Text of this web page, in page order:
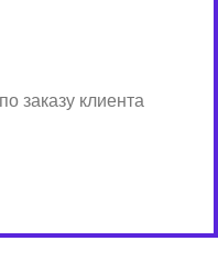
заказу клиента